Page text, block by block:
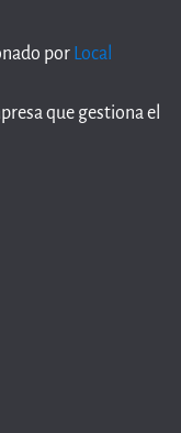
por Local
que gestiona el